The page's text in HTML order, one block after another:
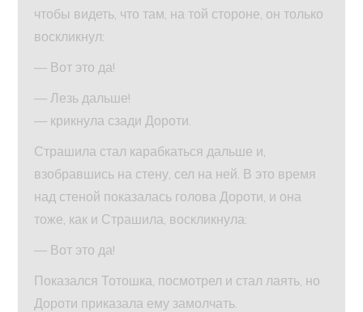
чтобы видеть, что там, на той стороне, он только
воскликнул:
— Вот это да!
— Лезь дальше!
— крикнула сзади Дороти.
Страшила стал карабкаться дальше и,
взобравшись на стену, сел на ней. В это время
над стеной показалась голова Дороти, и она
тоже, как и Страшила, воскликнула:
— Вот это да!
Показался Тотошка, посмотрел и стал лаять, но
Дороти приказала ему замолчать.